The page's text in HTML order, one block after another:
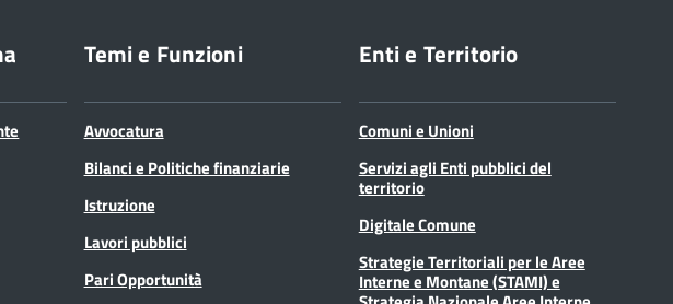
Temi e Funzioni
Avvocatura
Bilanci e Politiche finanziarie
Istruzione
Lavori pubblici
Pari Opportunità
Enti e Territorio
Comuni e Unioni
Servizi agli Enti pubblici del
territorio
Digitale Comune
Strategie Territoriali per le Aree
Interne e Montane (STAMI) e